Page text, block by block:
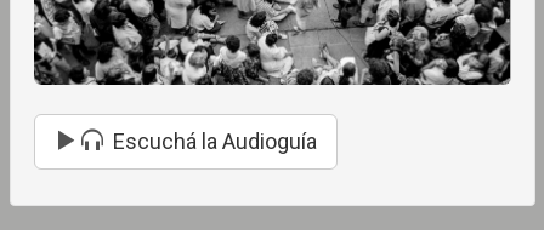
Escuchá la Audioguía